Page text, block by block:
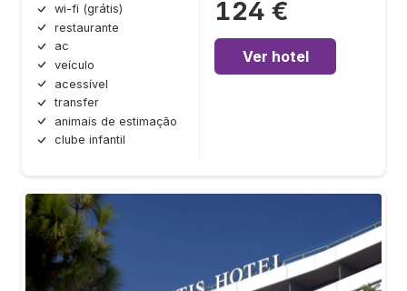
wi-fi (grátis)
restaurante
ac
veículo
acessível
transfer
animais de estimação
clube infantil
124 €
Ver hotel